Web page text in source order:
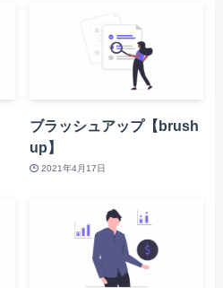
ブラッシュアップ【brush
up】
2021年4月17日